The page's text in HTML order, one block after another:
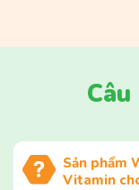
Sản phẩm
Vitamin